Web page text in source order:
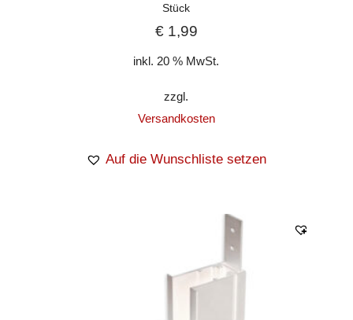
Stück
€1,99
inkl. 20 % MwSt.
zzgl.
Versandkosten
Auf die Wunschliste setzen